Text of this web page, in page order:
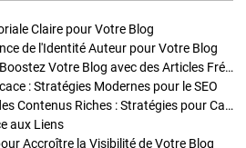
Claire pour Votre Blog
de l'Identité Auteur pour Votre Blog
Stratégies de Publication : Boostez Votre Blog avec des Articles Fréquents et Exclusifs
: Stratégies Modernes pour le SEO
Enrichir Vos Articles avec des Contenus Riches : Stratégies pour Captiver et Optimiser
aux Liens
Accroître la Visibilité de Votre Blog